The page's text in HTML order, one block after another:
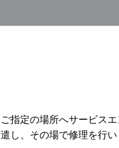
ご指定の場所へサービス
遣し、その場で修理を行い